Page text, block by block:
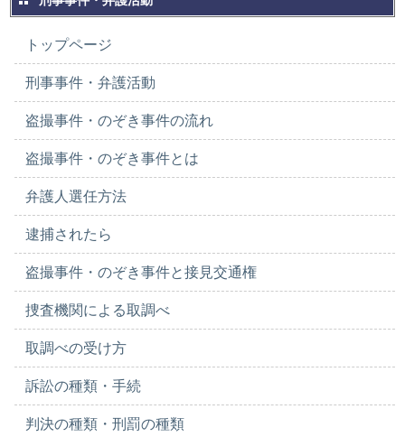
トップページ
刑事事件・弁護活動
盗撮事件・のぞき事件の流れ
盗撮事件・のぞき事件とは
弁護人選任方法
逮捕されたら
盗撮事件・のぞき事件と接見交通権
捜査機関による取調べ
取調べの受け方
訴訟の種類・手続
判決の種類・刑罰の種類